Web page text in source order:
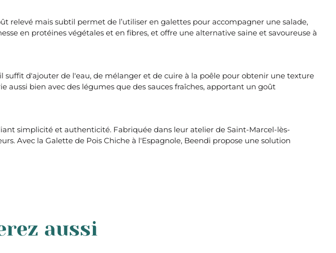
relevé mais subtil permet de l’utiliser en galettes pour accompagner une salade,
en protéines végétales et en fibres, et offre une alternative saine et savoureuse à
suffit d'ajouter de l'eau, de mélanger et de cuire à la poêle pour obtenir une texture
bien avec des légumes que des sauces fraîches, apportant un goût
simplicité et authenticité. Fabriquée dans leur atelier de Saint-Marcel-lès-
Avec la Galette de Pois Chiche à l'Espagnole, Beendi propose une solution
aussi